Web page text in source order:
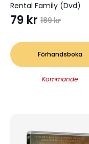
Rental Family (Dvd)
189kr
Det
ursprungliga
priset
var:
189 kr.
79 kr
Det
nuvarande
priset
är:
Förhandsboka
Kommande